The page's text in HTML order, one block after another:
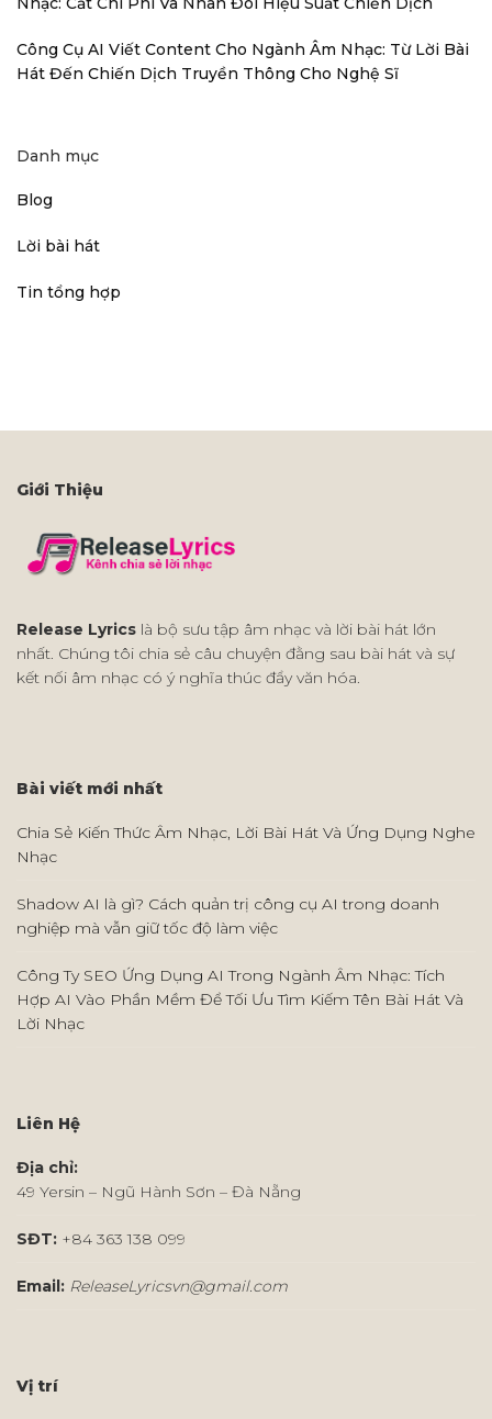
Công Cụ AI Viết Content Cho Ngành Âm Nhạc: Từ Lời Bài
Hát Đến Chiến Dịch Truyền Thông Cho Nghệ Sĩ
Danh mục
Blog
Lời bài hát
Tin tổng hợp
Giới Thiệu
Release Lyrics là bộ sưu tập âm nhạc và lời bài hát lớn
nhất. Chúng tôi chia sẻ câu chuyện đằng sau bài hát và sự
kết nối âm nhạc có ý nghĩa thúc đẩy văn hóa.
Bài viết mới nhất
Chia Sẻ Kiến Thức Âm Nhạc, Lời Bài Hát Và Ứng Dụng Nghe
Nhạc
Shadow AI là gì? Cách quản trị công cụ AI trong doanh
nghiệp mà vẫn giữ tốc độ làm việc
Công Ty SEO Ứng Dụng AI Trong Ngành Âm Nhạc: Tích
Hợp AI Vào Phần Mềm Để Tối Ưu Tìm Kiếm Tên Bài Hát Và
Lời Nhạc
Liên Hệ
Địa chỉ:
49 Yersin – Ngũ Hành Sơn – Đà Nẵng
SĐT: +84 363 138 099
Email: ReleaseLyricsvn@gmail.com
Vị trí